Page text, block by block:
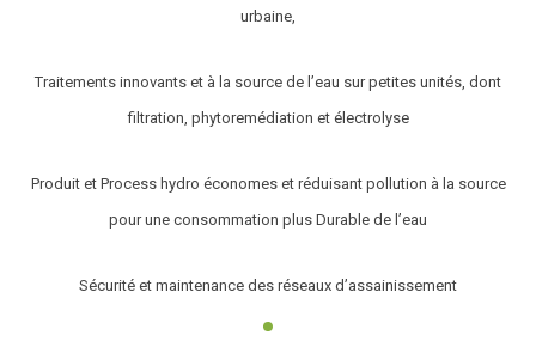
urbaine,
Traitements innovants et à la source de l’eau sur petites unités, dont
filtration, phytoremédiation et électrolyse
Produit et Process hydro économes et réduisant pollution à la source
pour une consommation plus Durable de l’eau
Sécurité et maintenance des réseaux d’assainissement